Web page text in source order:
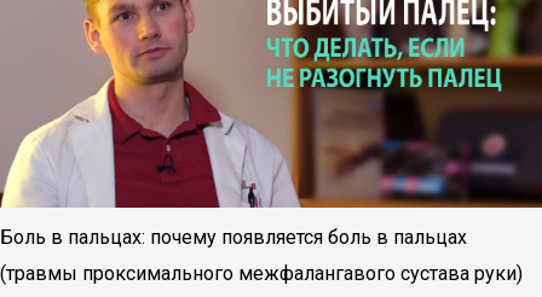
Боль в пальцах: почему появляется боль в пальцах
(травмы проксимального межфалангавого сустава руки)